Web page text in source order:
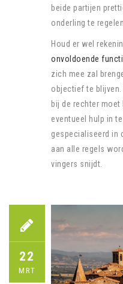
beide partijen
onderling te regelen.
Houd er wel
onvoldoende
zich mee zal
objectief te
bij de rechter
eventueel hulp in
gespecialiseerd in
aan alle regels
vingers snijdt.
22
MRT